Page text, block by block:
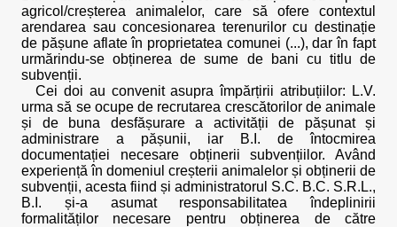
agricol/creșterea animalelor, care să ofere contextul
arendarea sau concesionarea terenurilor cu destinație
de pășune aflate în proprietatea comunei (...), dar în fapt
urmărindu-se obținerea de sume de bani cu titlu de
subvenții.
Cei doi au convenit asupra împărțirii atribuțiilor: L.V.
urma să se ocupe de recrutarea crescătorilor de animale
și de buna desfășurare a activității de pășunat și
administrare a pășunii, iar B.I. de întocmirea
documentației necesare obținerii subvențiilor. Având
experiență în domeniul creșterii animalelor și obținerii de
subvenții, acesta fiind și administratorul S.C. B.C. S.R.L.,
B.I. și-a asumat responsabilitatea îndeplinirii
formalităților necesare pentru obținerea de către